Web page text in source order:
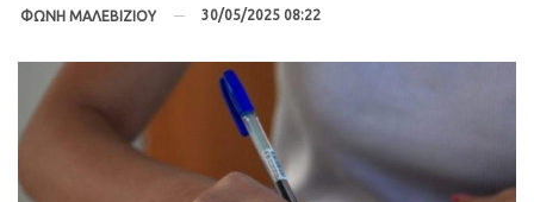
ΦΩΝΗ ΜΑΛΕΒΙΖΙΟΥ 30/05/2025 08:22